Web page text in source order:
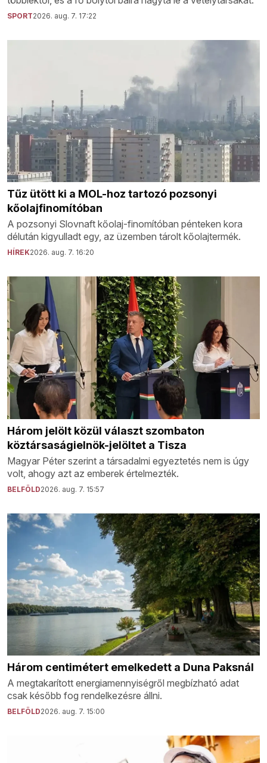
SPORT2026. aug. 7. 17:22
Tűz ütött ki a MOL-hoz tartozó pozsonyi
kőolajfinomítóban
A pozsonyi Slovnaft kőolaj-finomítóban pénteken kora
délután kigyulladt egy, az üzemben tárolt kőolajtermék.
HÍREK2026. aug. 7. 16:20
Három jelölt közül választ szombaton
köztársaságielnök-jelöltet a Tisza
Magyar Péter szerint a társadalmi egyeztetés nem is úgy
volt, ahogy azt az emberek értelmezték.
BELFÖLD2026. aug. 7. 15:57
Három centimétert emelkedett a Duna Paksnál
A megtakarított energiamennyiségről megbízható adat
csak később fog rendelkezésre állni.
BELFÖLD2026. aug. 7. 15:00